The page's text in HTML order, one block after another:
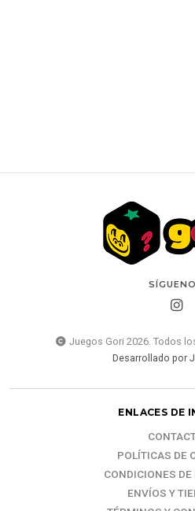
Juegos Gori 2026. Todos
Desarrollado por
ENLACES DE
POLÍTICAS DE
CONDICIONES DE
ENVÍOS Y